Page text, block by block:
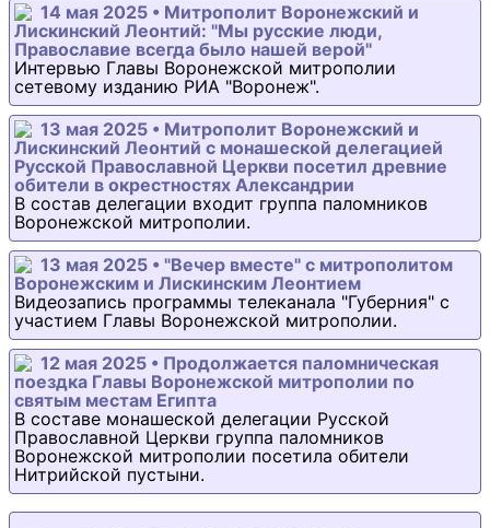
14 мая 2025 • Митрополит Воронежский и
Лискинский Леонтий: "Мы русские люди,
Православие всегда было нашей верой"
Интервью Главы Воронежской митрополии
сетевому изданию РИА "Воронеж".
13 мая 2025 • Митрополит Воронежский и
Лискинский Леонтий с монашеской делегацией
Русской Православной Церкви посетил древние
обители в окрестностях Александрии
В состав делегации входит группа паломников
Воронежской митрополии.
13 мая 2025 • "Вечер вместе" с митрополитом
Воронежским и Лискинским Леонтием
Видеозапись программы телеканала "Губерния" с
участием Главы Воронежской митрополии.
12 мая 2025 • Продолжается паломническая
поездка Главы Воронежской митрополии по
святым местам Египта
В составе монашеской делегации Русской
Православной Церкви группа паломников
Воронежской митрополии посетила обители
Нитрийской пустыни.